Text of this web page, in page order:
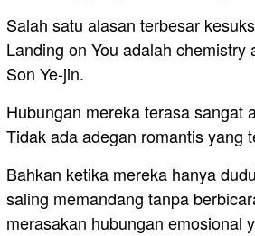
Salah satu alasan terbesar
Landing on You adalah chemistry
Son Ye-jin.
Hubungan mereka terasa sangat
Tidak ada adegan romantis yang
Bahkan ketika mereka hanya
saling memandang tanpa
merasakan hubungan emosional